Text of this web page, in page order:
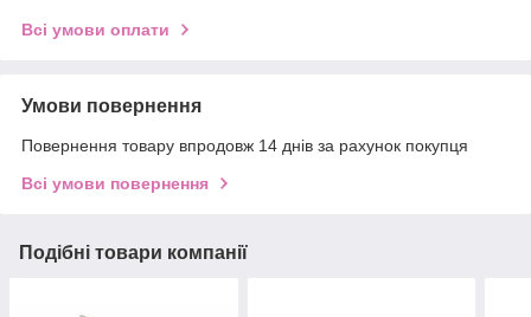
Всі умови оплати
Умови повернення
Повернення товару впродовж 14 днів за рахунок покупця
Всі умови повернення
Подібні товари компанії